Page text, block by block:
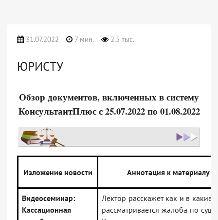
31.07.2022 7 мин. 2.5 тыс.
ЮРИСТУ
Обзор документов, включенных в систему
КонсультантПлюс с 25.07.2022 по 01.08.2022
Изложение новости Аннотация к материалу
Видеосеминар:
Кассационная
Лектор расскажет как и в какие
рассматривается жалоба по